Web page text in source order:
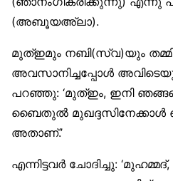
(അബൂയഅ്‌ലാ).
മുത്ഇമും നബി(സ്വ)യും
അവസാനിച്ചപ്പോൾ
പറഞ്ഞു: ‘മുത്ഇം, ഇനി
ബൈതുൽ മുഖദ്ദസിനേക്കാൾ
അതാണ്.’
എന്നിട്ടവർ ചോദിച്ചു: